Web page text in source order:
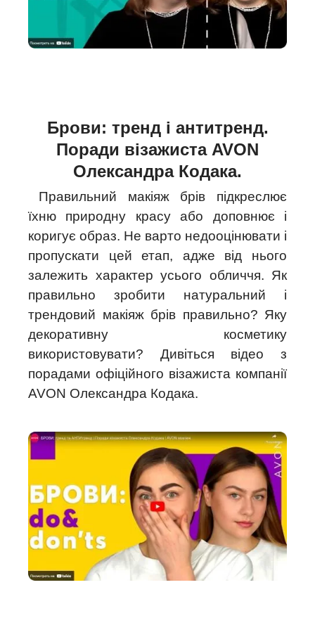
Брови: тренд і антитренд.
Поради візажиста AVON
Олександра Кодака.
Правильний макіяж брів підкреслює
їхню природну красу або доповнює і
коригує образ. Не варто недооцінювати і
пропускати цей етап, адже від нього
залежить характер усього обличчя. Як
правильно зробити натуральний і
трендовий макіяж брів правильно? Яку
декоративну косметику
використовувати? Дивіться відео з
порадами офіційного візажиста компанії
AVON Олександра Кодака.